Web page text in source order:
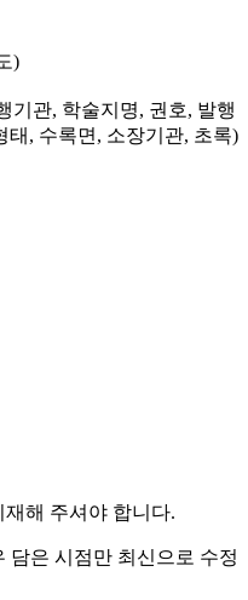
)
기관, 학술지명, 권호, 발행
태, 수록면, 소장기관, 초록)
해 주셔야 합니다.
담은 시점만 최신으로 수정